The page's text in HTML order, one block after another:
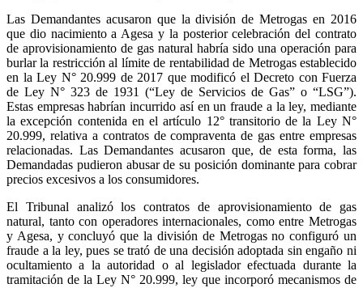
Las Demandantes acusaron que la división de Metrogas en 2016
que dio nacimiento a Agesa y la posterior celebración del contrato
de aprovisionamiento de gas natural habría sido una operación para
burlar la restricción al límite de rentabilidad de Metrogas establecido
en la Ley N° 20.999 de 2017 que modificó el Decreto con Fuerza
de Ley N° 323 de 1931 (“Ley de Servicios de Gas” o “LSG”).
Estas empresas habrían incurrido así en un fraude a la ley, mediante
la excepción contenida en el artículo 12° transitorio de la Ley N°
20.999, relativa a contratos de compraventa de gas entre empresas
relacionadas. Las Demandantes acusaron que, de esta forma, las
Demandadas pudieron abusar de su posición dominante para cobrar
precios excesivos a los consumidores.
El Tribunal analizó los contratos de aprovisionamiento de gas
natural, tanto con operadores internacionales, como entre Metrogas
y Agesa, y concluyó que la división de Metrogas no configuró un
fraude a la ley, pues se trató de una decisión adoptada sin engaño ni
ocultamiento a la autoridad o al legislador efectuada durante la
tramitación de la Ley N° 20.999, ley que incorporó mecanismos de